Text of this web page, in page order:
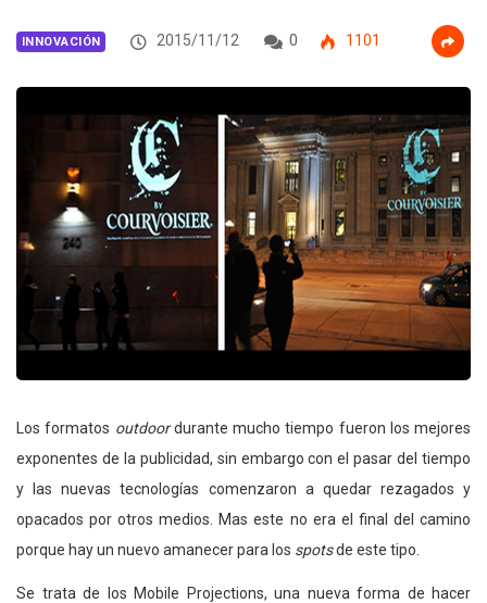
INNOVACIÓN 2015/11/12 0 1101
Los formatos outdoordurante mucho tiempo fueron los mejores
exponentes de la publicidad, sin embargo con el pasar del tiempo
y las nuevas tecnologías comenzaron a quedar rezagados y
opacados por otros medios. Mas este no era el final del camino
porque hay un nuevo amanecer para los spotsde este tipo.
Se trata de los Mobile Projections, una nueva forma de hacer